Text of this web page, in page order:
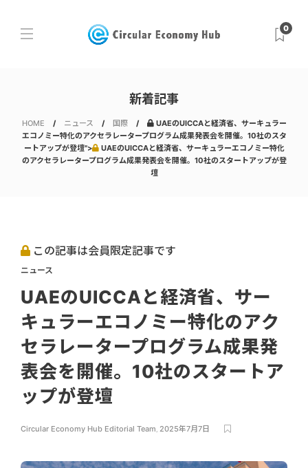
0
新着記事
HOME ニュース 国際
UAEのUICCAと経済省、サーキュラー
エコノミー特化のアクセラレータープログラム成果発表会を開催。10社のスタ
ートアップが登壇">
UAEのUICCAと経済省、サーキュラーエコノミー特化
のアクセラレータープログラム成果発表会を開催。10社のスタートアップが登
壇
この記事は会員限定記事です
ニュース
UAEのUICCAと経済省、サー
キュラーエコノミー特化のアク
セラレータープログラム成果発
表会を開催。10社のスタートア
ップが登壇
Circular Economy Hub Editorial Team, 2025年7月7日